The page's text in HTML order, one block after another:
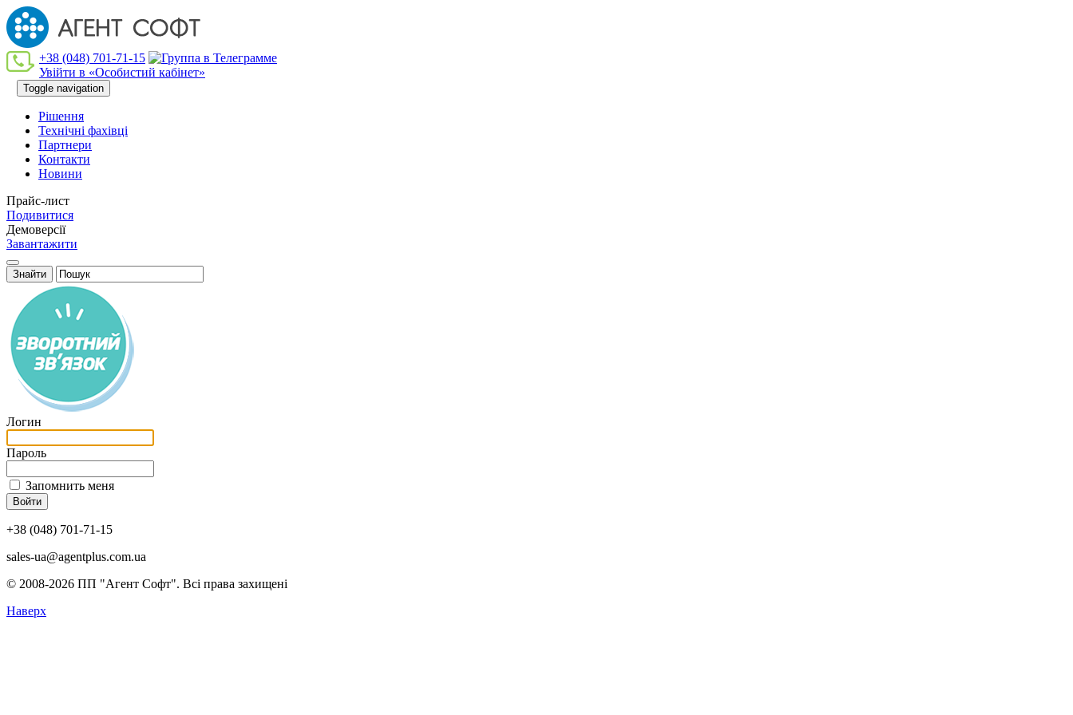
+38 (048) 701-71-15
Увійти в «Особистий кабінет»
Toggle navigation
Рішення
Технiчнi фахiвцi
Партнери
Контакти
Новини
Прайс-лист
Подивитися
Демоверсії
Завантажити
Логин
Пароль
Запомнить меня
+38 (048) 701-71-15
sales-ua@agentplus.com.ua
© 2008-2026 ПП "Агент Софт". Всi права захищенi
Наверх